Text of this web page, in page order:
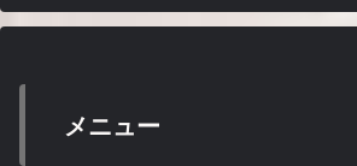
メニュー